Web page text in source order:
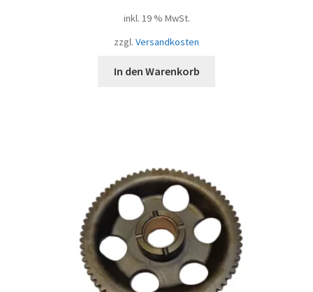
inkl. 19 % MwSt.
zzgl. Versandkosten
In den Warenkorb